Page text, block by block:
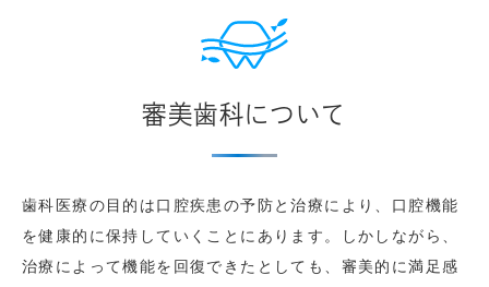
審美歯科について
歯科医療の目的は口腔疾患の予防と治療により、口腔機能
を健康的に保持していくことにあります。しかしながら、
治療によって機能を回復できたとしても、審美的に満足感